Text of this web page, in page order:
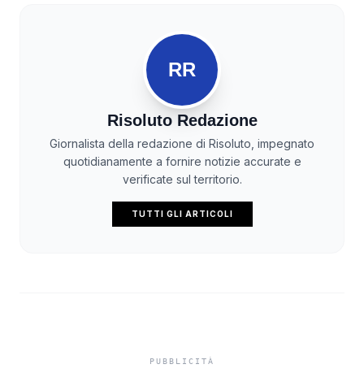
RR
Risoluto Redazione
Giornalista della redazione di Risoluto, impegnato
quotidianamente a fornire notizie accurate e
verificate sul territorio.
TUTTI GLI ARTICOLI